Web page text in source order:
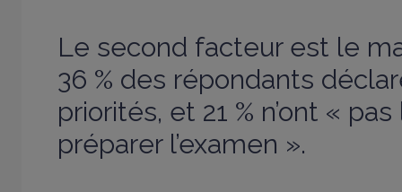
Le second facteur est le
36 % des répondants
priorités, et 21 % n’ont «
préparer l’examen ».